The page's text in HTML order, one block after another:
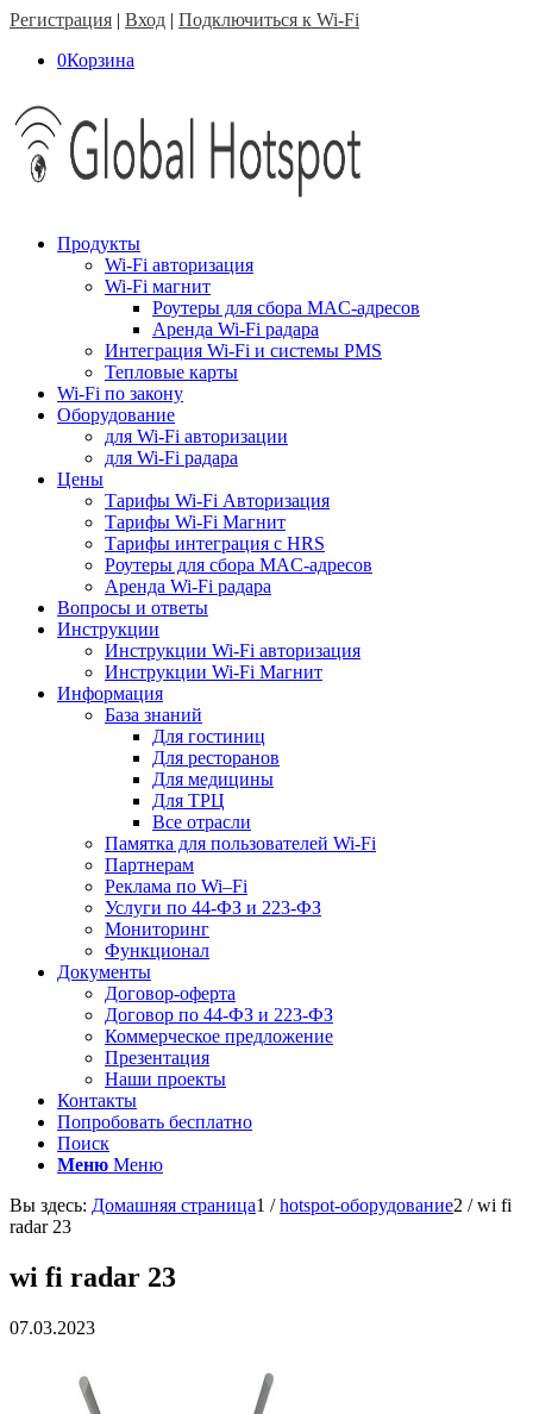
Регистрация | Вход | Подключиться к Wi-Fi
0Корзина
Продукты
Wi-Fi авторизация
Wi-Fi магнит
Роутеры для сбора MAC-адресов
Аренда Wi-Fi радара
Интеграция Wi-Fi и системы PMS
Тепловые карты
Wi-Fi по закону
Оборудование
для Wi-Fi авторизации
для Wi-Fi радара
Цены
Тарифы Wi-Fi Авторизация
Тарифы Wi-Fi Магнит
Тарифы интеграция с HRS
Роутеры для сбора MAC-адресов
Аренда Wi-Fi радара
Вопросы и ответы
Инструкции
Инструкции Wi-Fi авторизация
Инструкции Wi-Fi Магнит
Информация
База знаний
Для гостиниц
Для ресторанов
Для медицины
Для ТРЦ
Все отрасли
Памятка для пользователей Wi-Fi
Партнерам
Реклама по Wi–Fi
Услуги по 44-ФЗ и 223-ФЗ
Мониторинг
Функционал
Документы
Договор-оферта
Договор по 44-ФЗ и 223-ФЗ
Коммерческое предложение
Презентация
Наши проекты
Контакты
Попробовать бесплатно
Поиск
Меню Меню
Вы здесь: Домашняя страница1 / hotspot-оборудование2 / wi fi
radar 23
wi fi radar 23
07.03.2023